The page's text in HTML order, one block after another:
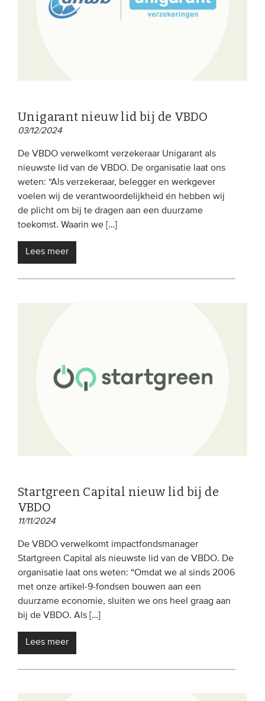
Unigarant nieuw lid bij de VBDO
03/12/2024
De VBDO verwelkomt verzekeraar Unigarant als
nieuwste lid van de VBDO. De organisatie laat ons
weten: “Als verzekeraar, belegger en werkgever
voelen wij de verantwoordelijkheid én hebben wij
de plicht om bij te dragen aan een duurzame
toekomst. Waarin we […]
Lees meer
Startgreen Capital nieuw lid bij de
VBDO
11/11/2024
De VBDO verwelkomt impactfondsmanager
Startgreen Capital als nieuwste lid van de VBDO. De
organisatie laat ons weten: “Omdat we al sinds 2006
met onze artikel-9-fondsen bouwen aan een
duurzame economie, sluiten we ons heel graag aan
bij de VBDO. Als […]
Lees meer